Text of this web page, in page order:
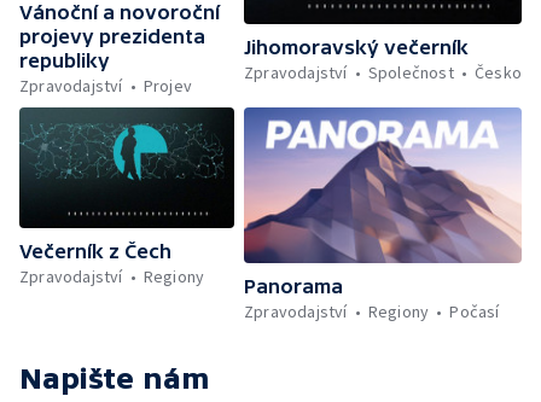
Vánoční a novoroční
projevy prezidenta
republiky
Zpravodajství
Projev
Jihomoravský večerník
Zpravodajství
Společnost Česko
Večerník z Čech
Zpravodajství
Regiony
Panorama
Zpravodajství
Regiony Počasí
Napište nám